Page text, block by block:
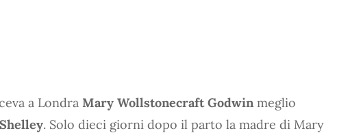
a Londra Mary Wollstonecraft Godwin meglio
. Solo dieci giorni dopo il parto la madre di Mary